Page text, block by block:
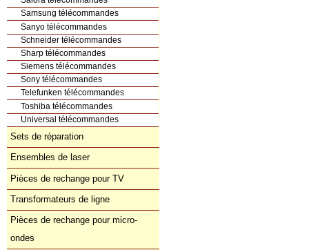
Samsung télécommandes
Sanyo télécommandes
Schneider télécommandes
Sharp télécommandes
Siemens télécommandes
Sony télécommandes
Telefunken télécommandes
Toshiba télécommandes
Universal télécommandes
Sets de réparation
Ensembles de laser
Pièces de rechange pour TV
Transformateurs de ligne
Pièces de rechange pour micro-
ondes